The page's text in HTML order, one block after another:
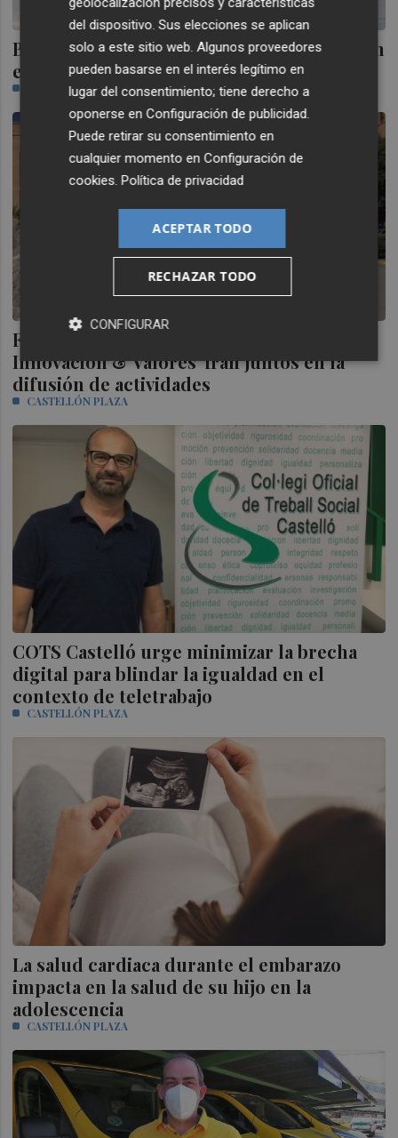
BBVA emite 1.942 tarjetas Aqua en Castellón
en tres meses y medio
CASTELLÓN PLAZA
Fira Barcelona y 'Smart Business:
Innovación & Valores' irán juntos en la
difusión de actividades
CASTELLÓN PLAZA
COTS Castelló urge minimizar la brecha
digital para blindar la igualdad en el
contexto de teletrabajo
CASTELLÓN PLAZA
La salud cardiaca durante el embarazo
impacta en la salud de su hijo en la
adolescencia
CASTELLÓN PLAZA
del dispositivo. Sus elecciones se aplican
solo a este sitio web. Algunos proveedores
pueden basarse en el interés legítimo en
lugar del consentimiento; tiene derecho a
oponerse enConfiguración de publicidad.
Puede retirar su consentimiento en
cualquier momento enConfiguración de
cookies.Política de privacidad
ACEPTAR TODO
RECHAZAR TODO
CONFIGURAR